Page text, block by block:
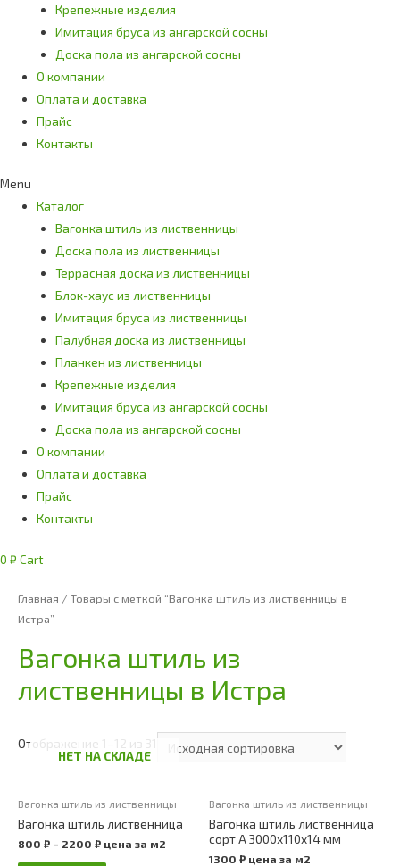
Крепежные изделия
Имитация бруса из ангарской сосны
Доска пола из ангарской сосны
О компании
Оплата и доставка
Прайс
Контакты
Menu
Каталог
Вагонка штиль из лиственницы
Доска пола из лиственницы
Террасная доска из лиственницы
Блок-хаус из лиственницы
Имитация бруса из лиственницы
Палубная доска из лиственницы
Планкен из лиственницы
Крепежные изделия
Имитация бруса из ангарской сосны
Доска пола из ангарской сосны
О компании
Оплата и доставка
Прайс
Контакты
0 ₽ Cart
Главная / Товары с меткой “Вагонка штиль из лиственницы в
Истра”
Вагонка штиль из
лиственницы в Истра
Отображение 1–12 из 31
НЕТ НА СКЛАДЕ
Вагонка штиль из лиственницы
Вагонка штиль лиственница
800 ₽ – 2200 ₽ цена за м2
Вагонка штиль из лиственницы
Вагонка штиль лиственница
сорт А 3000х110х14 мм
1300 ₽ цена за м2